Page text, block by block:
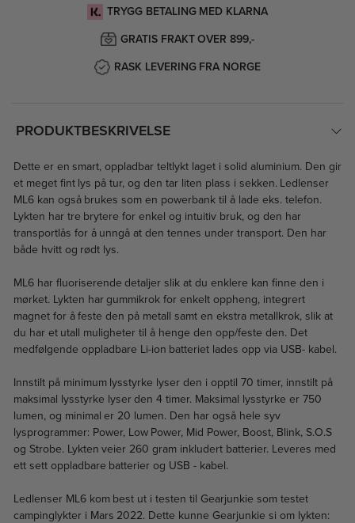
TRYGG BETALING MED KLARNA
GRATIS FRAKT OVER 899,-
RASK LEVERING FRA NORGE
PRODUKTBESKRIVELSE
Dette er en smart, oppladbar teltlykt laget i solid aluminium. Den gir
et meget fint lys på tur, og den tar liten plass i sekken. Ledlenser
ML6 kan også brukes som en powerbank til å lade eks. telefon.
Lykten har tre brytere for enkel og intuitiv bruk, og den har
transportlås for å unngå at den tennes under transport. Den har
både hvitt og rødt lys.
ML6 har fluoriserende detaljer slik at du enklere kan finne den i
mørket. Lykten har gummikrok for enkelt oppheng, integrert
magnet for å feste den på metall samt en ekstra metallkrok, slik at
du har et utall muligheter til å henge den opp/feste den. Det
medfølgende oppladbare Li-ion batteriet lades opp via USB- kabel.
Innstilt på minimum lysstyrke lyser den i opptil 70 timer, innstilt på
maksimal lysstyrke lyser den 4 timer. Maksimal lysstyrke er 750
lumen, og minimal er 20 lumen. Den har også hele syv
lysprogrammer: Power, Low Power, Mid Power, Boost, Blink, S.O.S
og Strobe. Lykten veier 260 gram inkludert batterier. Leveres med
ett sett oppladbare batterier og USB - kabel.
Ledlenser ML6 kom best ut i testen til Gearjunkie som testet
campinglykter i Mars 2022. Dette kunne Gearjunkie si om lykten: